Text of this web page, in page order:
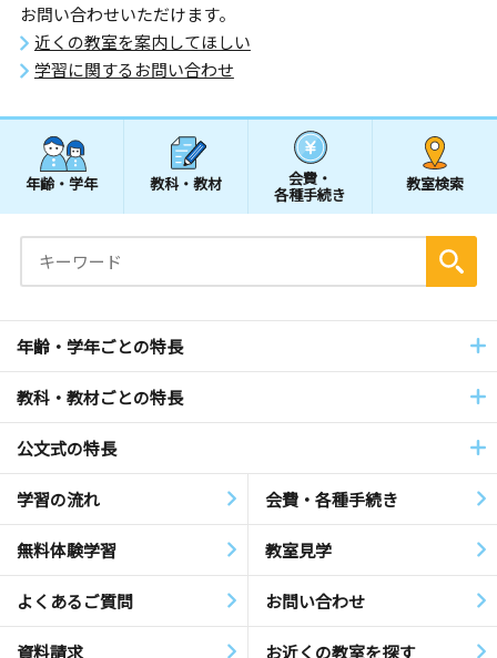
お問い合わせいただけます。
近くの教室を案内してほしい
学習に関するお問い合わせ
年齢・学年 教科・教材 会費・
各種手続き
教室検索
年齢・学年ごとの特長
教科・教材ごとの特長
公文式の特長
学習の流れ 会費・各種手続き
無料体験学習 教室見学
よくあるご質問 お問い合わせ
資料請求 お近くの教室を探す